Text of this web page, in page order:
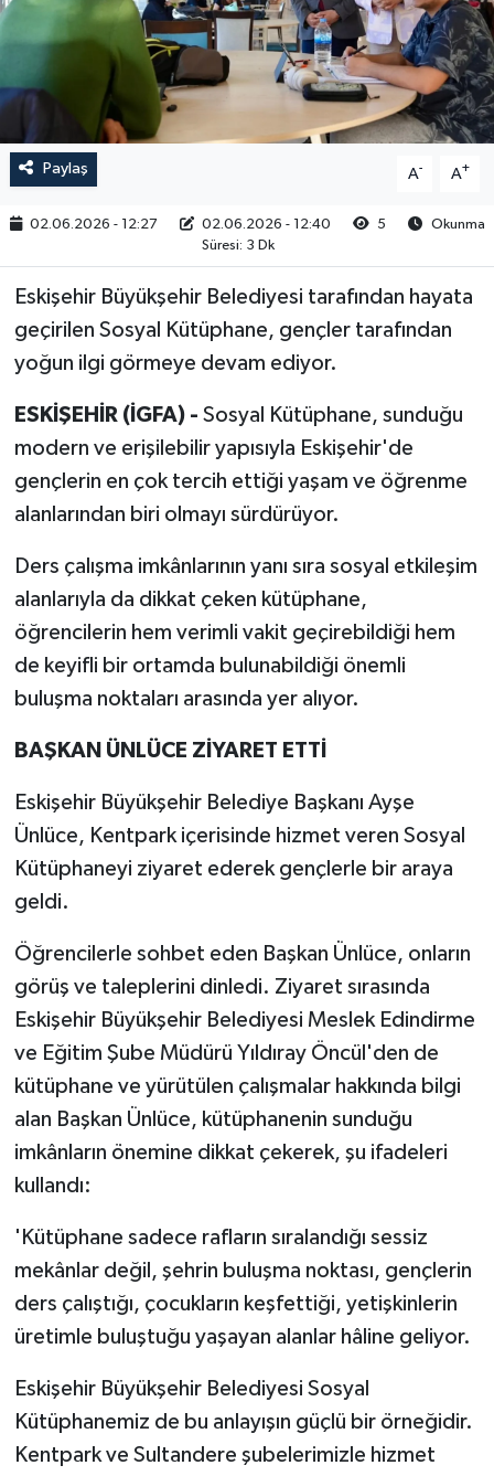
Paylaş A- A+
02.06.2026 - 12:27 02.06.2026 - 12:40 5
Okunma
Süresi: 3 Dk
Eskişehir Büyükşehir Belediyesi tarafından hayata
geçirilen Sosyal Kütüphane, gençler tarafından
yoğun ilgi görmeye devam ediyor.
ESKİŞEHİR (İGFA) - Sosyal Kütüphane, sunduğu
modern ve erişilebilir yapısıyla Eskişehir'de
gençlerin en çok tercih ettiği yaşam ve öğrenme
alanlarından biri olmayı sürdürüyor.
Ders çalışma imkânlarının yanı sıra sosyal etkileşim
alanlarıyla da dikkat çeken kütüphane,
öğrencilerin hem verimli vakit geçirebildiği hem
de keyifli bir ortamda bulunabildiği önemli
buluşma noktaları arasında yer alıyor.
BAŞKAN ÜNLÜCE ZİYARET ETTİ
Eskişehir Büyükşehir Belediye Başkanı Ayşe
Ünlüce, Kentpark içerisinde hizmet veren Sosyal
Kütüphaneyi ziyaret ederek gençlerle bir araya
geldi.
Öğrencilerle sohbet eden Başkan Ünlüce, onların
görüş ve taleplerini dinledi. Ziyaret sırasında
Eskişehir Büyükşehir Belediyesi Meslek Edindirme
ve Eğitim Şube Müdürü Yıldıray Öncül'den de
kütüphane ve yürütülen çalışmalar hakkında bilgi
alan Başkan Ünlüce, kütüphanenin sunduğu
imkânların önemine dikkat çekerek, şu ifadeleri
kullandı:
'Kütüphane sadece rafların sıralandığı sessiz
mekânlar değil, şehrin buluşma noktası, gençlerin
ders çalıştığı, çocukların keşfettiği, yetişkinlerin
üretimle buluştuğu yaşayan alanlar hâline geliyor.
Eskişehir Büyükşehir Belediyesi Sosyal
Kütüphanemiz de bu anlayışın güçlü bir örneğidir.
Kentpark ve Sultandere şubelerimizle hizmet
RESMİ İLAN